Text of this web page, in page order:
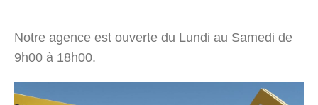
Notre agence est ouverte du Lundi au Samedi de
9h00 à 18h00.